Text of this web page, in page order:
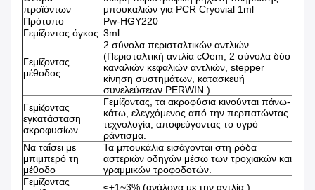
προϊόντων
μπουκαλιών για PCR Cryovial 1ml
Πρότυπο
Pw-HGY220
Γεμίζοντας όγκος 3ml
Γεμίζοντας
μέθοδος
2 σύνολα περισταλτικών αντλιών.
(Περισταλτική αντλία cOem, 2 σύνολα δύο
καναλιών κεφαλιών αντλιών, stepper
κίνηση συστημάτων, κατασκευή
συνελεύσεων PERWIN.)
Γεμίζοντας
εγκατάσταση
ακροφυσίων
Γεμίζοντας, τα ακροφύσια κινούνται πάνω-
κάτω, ελεγχόμενος από την περπατώντας
τεχνολογία, αποφεύγοντας το υγρό
ράντισμα.
Να ταΐσει με
μπιμπερό τη
μέθοδο
Τα μπουκάλια εισάγονται στη ρόδα
αστεριών οδηγών μέσω των τροχιακών και
γραμμικών τροφοδοτών.
Γεμίζοντας
≤±1~3% (ανάλογα με την αντλία.)